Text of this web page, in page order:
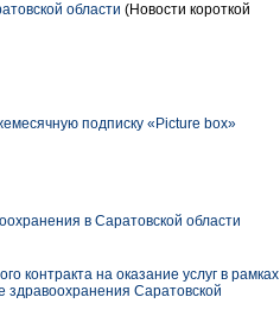
области (Новости короткой
подписку «Picture box»
в Саратовской области
контракта на оказание услуг в рамках
Саратовской